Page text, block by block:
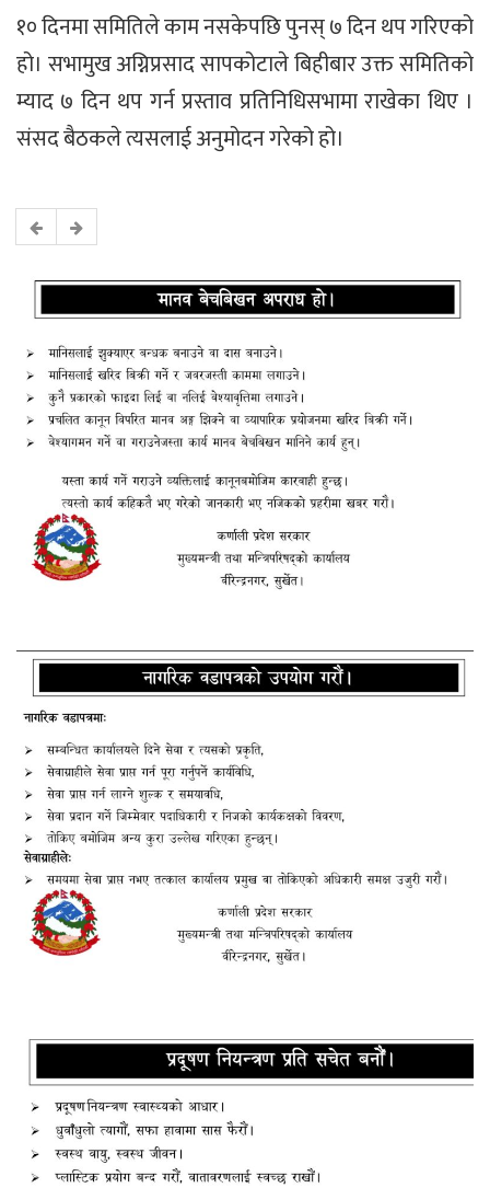
१० दिनमा समितिले काम नसकेपछि पुनस् ७ दिन थप गरिएको
हो। सभामुख अग्निप्रसाद सापकोटाले बिहीबार उक्त समितिको
म्याद ७ दिन थप गर्न प्रस्ताव प्रतिनिधिसभामा राखेका थिए ।
संसद बैठकले त्यसलाई अनुमोदन गरेको हो।